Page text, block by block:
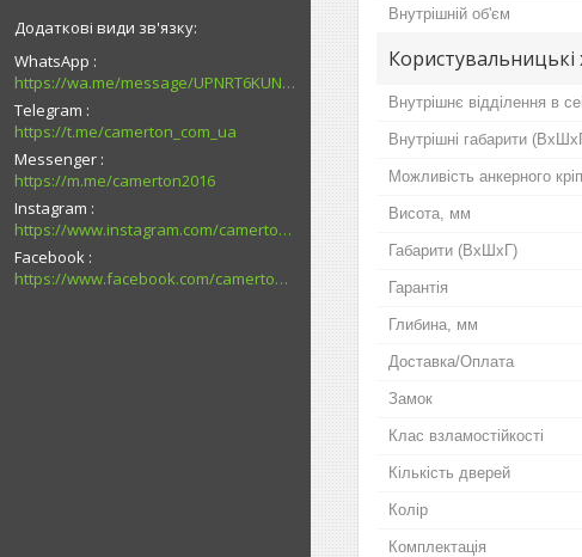
WhatsApp
https://wa.me/message/UPNRT6KUNTSOH1
Telegram
https://t.me/camerton_com_ua
Messenger
https://m.me/camerton2016
Instagram
https://www.instagram.com/camerton.com.ua
Facebook
https://www.facebook.com/camerton2016
Внутрішній об'єм
Внутрішнє відділення в
Внутрішні габарити
Можливість анкерного
Висота, мм
Габарити (ВхШхГ)
Гарантія
Глибина, мм
Доставка/Оплата
Замок
Клас взламостійкості
Кількість дверей
Колір
Комплектація